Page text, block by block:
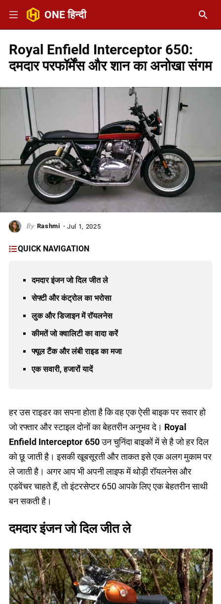
ONE हिन्दी
Royal Enfield Interceptor 650:
दमदार परफॉर्मेंस और शान का अनोखा संगम
Rashmi Jul 1, 2025
QUICK NAVIGATION
दमदार इंजन जो दिल जीत ले
सेफ्टी और कंट्रोल का भरोसा
लुक और डिजाइन में रॉयलनेस
कीमतें जो क्वालिटी का वादा करें
फ्यूल टैंक और लंबी राइड का मजा
एक सवारी, हजारों यादें
हर उस राइडर का सपना होता है कि वह एक ऐसी बाइक पर सवार हो
जो रफ्तार और स्टाइल दोनों का बेहतरीन अनुभव दे। Royal
Enfield Interceptor 650उन चुनिंदा बाइकों में से है जो हर दिल
को छू जाती है। इसकी खूबसूरती और ताकत इसे एक अलग मुकाम पर
ले जाती है। अगर आप भी अपनी लाइफ में थोड़ी रॉयलनेस और
एडवेंचर चाहते हैं, तो इंटरसेप्टर 650 आपके लिए एक बेहतरीन साथी
बन सकती है।
दमदार इंजन जो दिल जीत ले